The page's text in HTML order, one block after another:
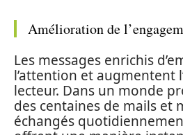
Amélioration de
Les messages enrichis
l’attention et augmentent
lecteur. Dans un monde
des centaines de mails et
échangés